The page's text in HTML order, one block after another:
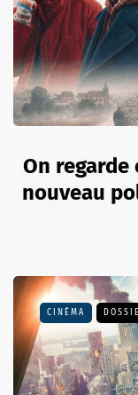
On regarde
nouveau
CINÉMA